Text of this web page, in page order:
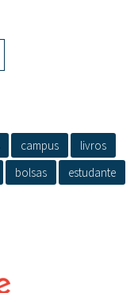
campus
livros
bolsas
estudante